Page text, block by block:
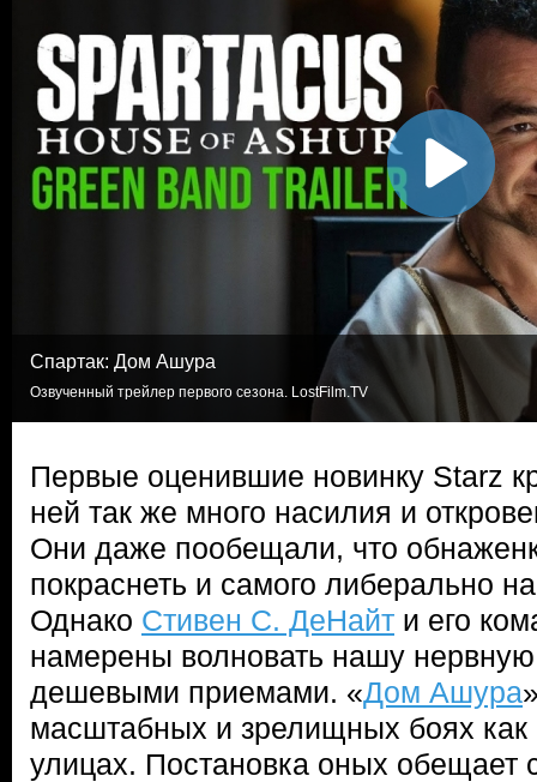
Спартак: Дом Ашура
Озвученный трейлер первого сезона. LostFilm.TV
Первые оценившие новинку Starz
ней так же много насилия и
Они даже пообещали, что
покраснеть и самого либерально
Однако Стивен С. ДеНайт и его
намерены волновать нашу нервную
дешевыми приемами. «Дом Ашура
масштабных и зрелищных боях как
улицах. Постановка оных обещает